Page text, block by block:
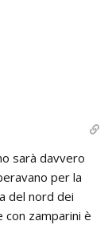
sarà davvero
per la
del nord dei
con zamparini è